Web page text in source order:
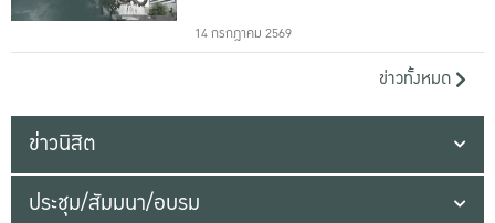
14 กรกฎาคม 2569
ข่าวทั้งหมด
ข่าวนิสิต
ประชุม/สัมมนา/อบรม